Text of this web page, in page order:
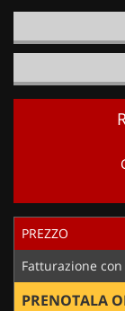
PREZZO
Fatturazione
PRENOTALA